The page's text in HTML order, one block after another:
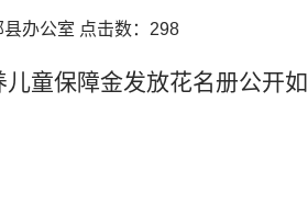
办公室 点击数： 298
童保障金发放花名册公开如